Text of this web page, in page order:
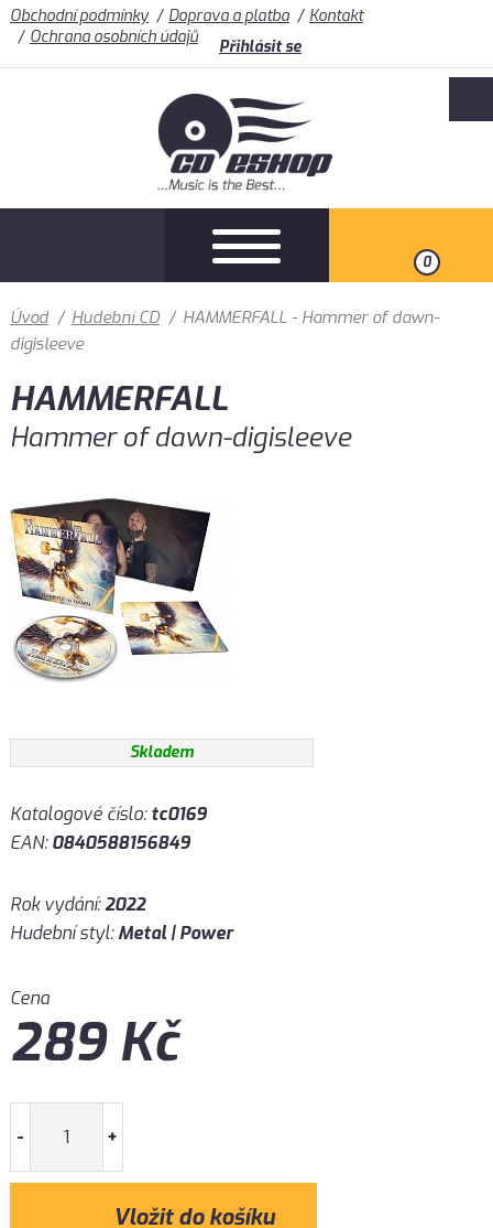
Obchodní podmínky Doprava a platba
Kontakt
Ochrana osobních údajů
Přihlásit se
0
Úvod / Hudební CD / HAMMERFALL - Hammer of dawn-
digisleeve
HAMMERFALL
Hammer of dawn-digisleeve
Skladem
Katalogové číslo:tc0169
EAN:0840588156849
Rok vydání:2022
Hudební styl:Metal | Power
Cena
289Kč
- +